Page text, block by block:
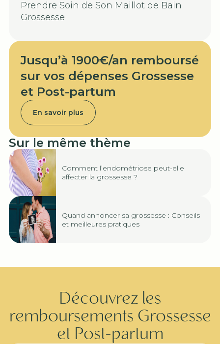
Prendre Soin de Son Maillot de Bain
Grossesse
Jusqu’à 1900€/an remboursé
sur vos dépenses Grossesse
et Post-partum
En savoir plus
Sur le même thème
Comment l’endométriose peut-elle
affecter la grossesse ?
Quand annoncer sa grossesse : Conseils
et meilleures pratiques
Découvrez les
remboursements Grossesse
et Post-partum